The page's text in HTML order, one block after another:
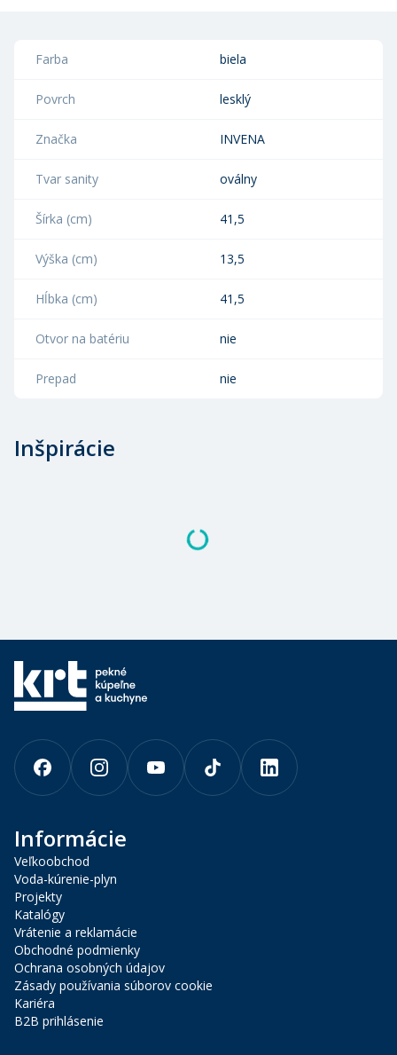
Farba biela
Povrch lesklý
Značka INVENA
Tvar sanity oválny
Šírka (cm) 41,5
Výška (cm) 13,5
Hĺbka (cm) 41,5
Otvor na batériu nie
Prepad nie
Inšpirácie
Informácie
Veľkoobchod
Voda-kúrenie-plyn
Projekty
Katalógy
Vrátenie a reklamácie
Obchodné podmienky
Ochrana osobných údajov
Zásady používania súborov cookie
Kariéra
B2B prihlásenie